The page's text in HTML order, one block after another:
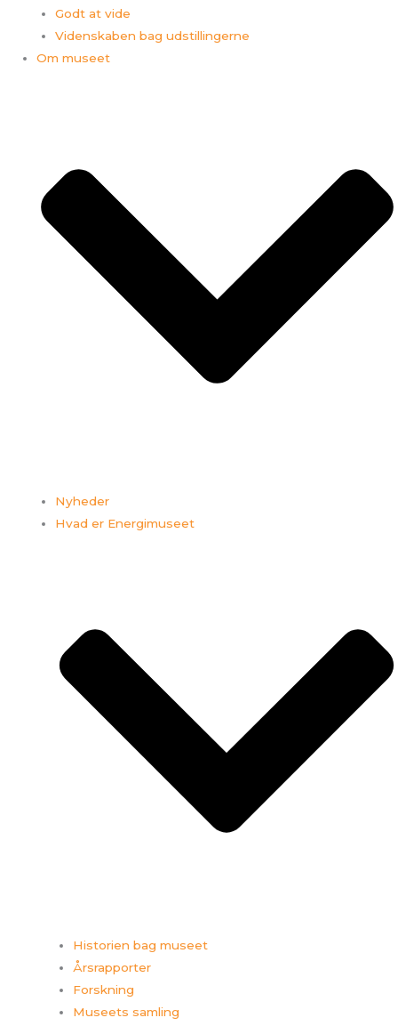
Godt at vide
Videnskaben bag udstillingerne
Om museet
Nyheder
Hvad er Energimuseet
Historien bag museet
Årsrapporter
Forskning
Museets samling